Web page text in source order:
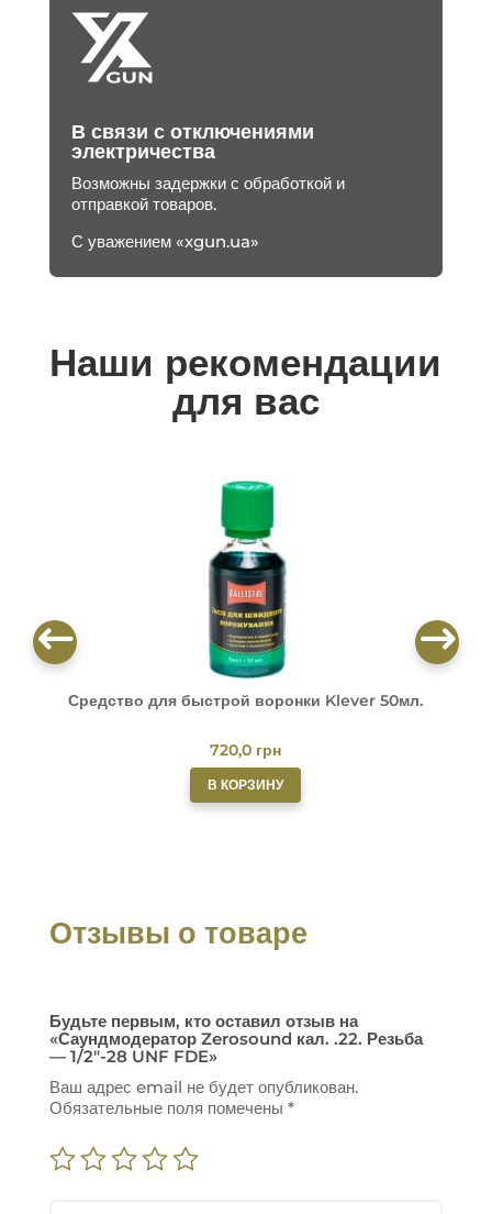
В связи с отключениями
электричества
Возможны задержки с обработкой и
отправкой товаров.
С уважением «xgun.ua»
Наши рекомендации
для вас
Средство для быстрой воронки Klever 50мл.
720,0 грн
В КОРЗИНУ
Отзывы о товаре
Будьте первым, кто оставил отзыв на
«Саундмодератор Zerosound кал. .22. Резьба
— 1/2″-28 UNF FDE»
Ваш адрес email не будет опубликован.
Обязательные поля помечены *